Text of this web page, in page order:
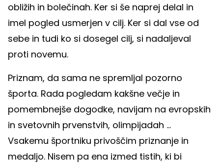
obližih in bolečinah. Ker si še naprej delal in
imel pogled usmerjen v cilj. Ker si dal vse od
sebe in tudi ko si dosegel cilj, si nadaljeval
proti novemu.
Priznam, da sama ne spremljal pozorno
športa. Rada pogledam kakšne večje in
pomembnejše dogodke, navijam na evropskih
in svetovnih prvenstvih, olimpijadah ...
Vsakemu športniku privoščim priznanje in
medaljo. Nisem pa ena izmed tistih, ki bi